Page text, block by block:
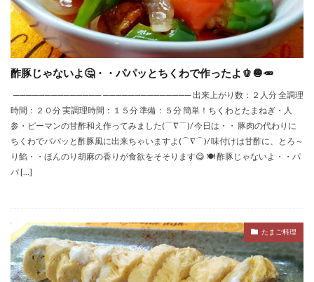
酢豚じゃないよ🤔・・パパッとちくわで作ったよ🫑🧅🥕
────────────── ────────────── 出来上がり数：２人分 全調理
時間：２０分 実調理時間：１５分 準備：５分 簡単！ちくわとたまねぎ・人
参・ピーマンの甘酢和え作ってみました(⌒∇⌒)/ 今日は・・ 豚肉の代わりに
ちくわでパパッと酢豚風に出来ちゃいますよ(⌒∇⌒)/ 味付けは甘酢に、とろ～
り餡・・ほんのり胡麻の香りが食欲をそそります😋 🍽 酢豚じゃないよ・・パ
パ […]
たまご料理